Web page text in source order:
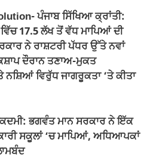
y
Li
n
k
e
ਪੰਜਾਬ ਸਿੱਖਿਆ ਕ੍ਰਾਂਤੀ:
17.5 ਲੱਖ ਤੋਂ ਵੱਧ ਮਾਪਿਆਂ ਦੀ
ਨੇ ਰਾਸ਼ਟਰੀ ਪੱਧਰ ਉੱਤੇ ਨਵਾਂ
ਦੌਰਾਨ ਤਣਾਅ-ਮੁਕਤ
ਵਿਰੁੱਧ ਜਾਗਰੂਕਤਾ ‘ਤੇ ਕੀਤਾ
ਭਗਵੰਤ ਮਾਨ ਸਰਕਾਰ ਨੇ ਇੱਕ
ਸਕੂਲਾਂ ‘ਚ ਮਾਪਿਆਂ, ਅਧਿਆਪਕਾਂ